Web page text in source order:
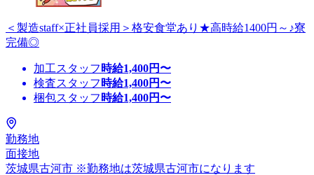
＜製造staff×正社員採用＞格安食堂あり★高時給1400円～♪寮
完備◎
加工スタッフ 時給1,400円〜
検査スタッフ 時給1,400円〜
梱包スタッフ 時給1,400円〜
勤務地
面接地
茨城県古河市 ※勤務地は茨城県古河市になります